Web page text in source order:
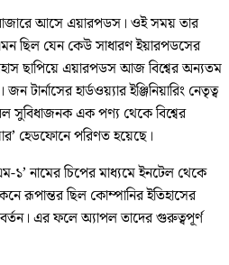
আসে এয়ারপডস। ওই সময় তার
ছিল যেন কেউ সাধারণ ইয়ারপডসের
ছাপিয়ে এয়ারপডস আজ বিশ্বের অন্যতম
টার্নাসের হার্ডওয়্যার ইঞ্জিনিয়ারিং নেতৃত্ব
এক পণ্য থেকে বিশ্বের
হেডফোনে পরিণত হয়েছে।
নামের চিপের মাধ্যমে ইনটেল থেকে
রূপান্তর ছিল কোম্পানির ইতিহাসের
এর ফলে অ্যাপল তাদের গুরুত্বপূর্ণ